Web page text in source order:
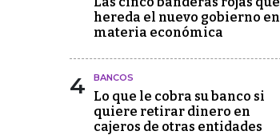
hereda el nuevo gobierno en
materia económica
4 BANCOS
Lo que le cobra su banco si
quiere retirar dinero en
cajeros de otras entidades